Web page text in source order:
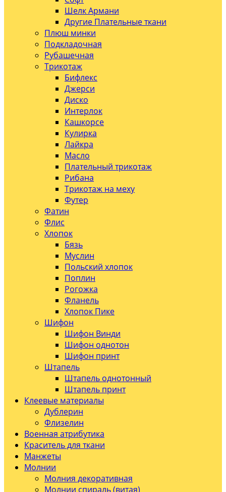
Шелк Армани
Другие Плательные ткани
Плюш минки
Подкладочная
Рубашечная
Трикотаж
Бифлекс
Джерси
Диско
Интерлок
Кашкорсе
Кулирка
Лайкра
Масло
Плательный трикотаж
Рибана
Трикотаж на меху
Футер
Фатин
Флис
Хлопок
Бязь
Муслин
Польский хлопок
Поплин
Рогожка
Фланель
Хлопок Пике
Шифон
Шифон Винди
Шифон однотон
Шифон принт
Штапель
Штапель однотонный
Штапель принт
Клеевые материалы
Дублерин
Флизелин
Военная атрибутика
Краситель для ткани
Манжеты
Молнии
Молния декоративная
Молнии спираль (витая)